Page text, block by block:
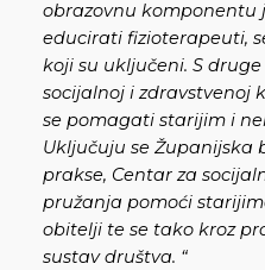
obrazovnu komponentu
educirati fizioterapeuti,
koji su uključeni. S
socijalnoj i zdravstvenoj
se pomagati starijim i
Uključuju se Županijska
prakse, Centar za
pružanja pomoći
obitelji te se tako kroz
sustav društva. “